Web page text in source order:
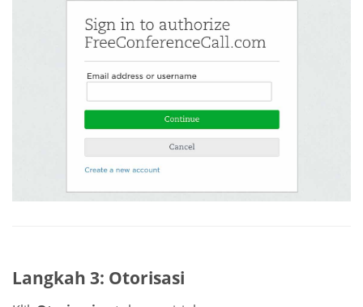
Langkah 3: Otorisasi